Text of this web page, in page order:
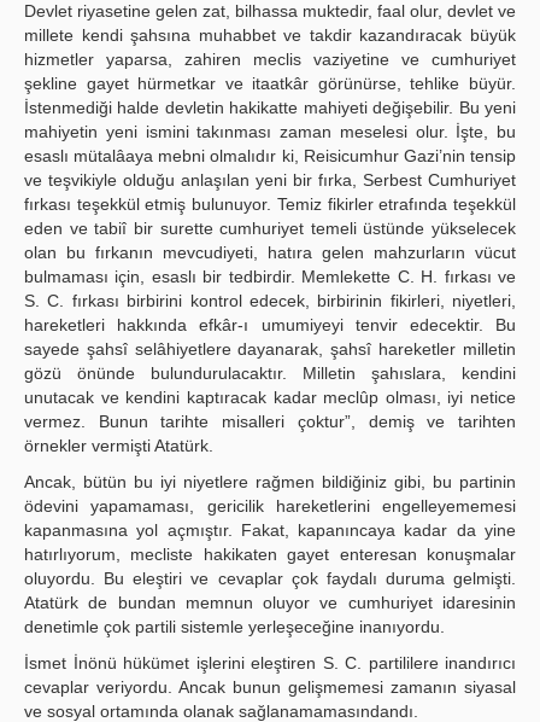
Devlet riyasetine gelen zat, bilhassa muktedir, faal olur, devlet ve
millete kendi şahsına muhabbet ve takdir kazandıracak büyük
hizmetler yaparsa, zahiren meclis vaziyetine ve cumhuriyet
şekline gayet hürmetkar ve itaatkâr görünürse, tehlike büyür.
İstenmediği halde devletin hakikatte mahiyeti değişebilir. Bu yeni
mahiyetin yeni ismini takınması zaman meselesi olur. İşte, bu
esaslı mütalâaya mebni olmalıdır ki, Reisicumhur Gazi’nin tensip
ve teşvikiyle olduğu anlaşılan yeni bir fırka, Serbest Cumhuriyet
fırkası teşekkül etmiş bulunuyor. Temiz fikirler etrafında teşekkül
eden ve tabiî bir surette cumhuriyet temeli üstünde yükselecek
olan bu fırkanın mevcudiyeti, hatıra gelen mahzurların vücut
bulmaması için, esaslı bir tedbirdir. Memlekette C. H. fırkası ve
S. C. fırkası birbirini kontrol edecek, birbirinin fikirleri, niyetleri,
hareketleri hakkında efkâr-ı umumiyeyi tenvir edecektir. Bu
sayede şahsî selâhiyetlere dayanarak, şahsî hareketler milletin
gözü önünde bulundurulacaktır. Milletin şahıslara, kendini
unutacak ve kendini kaptıracak kadar meclûp olması, iyi netice
vermez. Bunun tarihte misalleri çoktur”, demiş ve tarihten
örnekler vermişti Atatürk.
Ancak, bütün bu iyi niyetlere rağmen bildiğiniz gibi, bu partinin
ödevini yapamaması, gericilik hareketlerini engelleyememesi
kapanmasına yol açmıştır. Fakat, kapanıncaya kadar da yine
hatırlıyorum, mecliste hakikaten gayet enteresan konuşmalar
oluyordu. Bu eleştiri ve cevaplar çok faydalı duruma gelmişti.
Atatürk de bundan memnun oluyor ve cumhuriyet idaresinin
denetimle çok partili sistemle yerleşeceğine inanıyordu.
İsmet İnönü hükümet işlerini eleştiren S. C. partililere inandırıcı
cevaplar veriyordu. Ancak bunun gelişmemesi zamanın siyasal
ve sosyal ortamında olanak sağlanamamasındandı.